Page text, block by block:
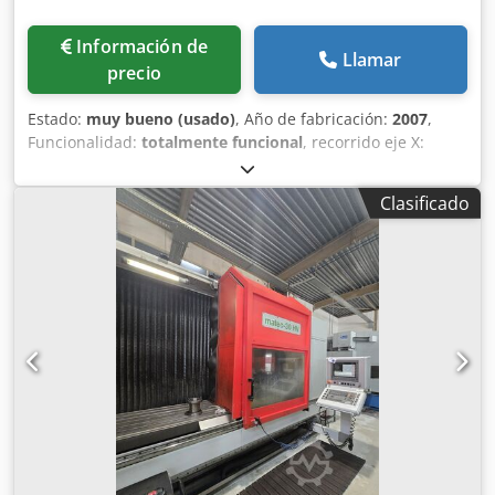
Información de
precio
Llamar
Estado: muy bueno (usado), Año de fabricación: 2007,
Funcionalidad: totalmente funcional, recorrido eje X:
, recorrido del eje Y:
540 mm, avance rápido eje X:40 m/min, avance rápido eje
40 m/min, avance rápido eje Z:32 m/min, avance eje X:
, avance Eje Y:32 m/min, Avance eje Z:
, fabricante de controles:Okuma, modelo de
OSP P200M-H, diámetro de la mesa giratoria:
, Equipamiento:ajuste continuo de la velocidad
de rotación, cinta transportadora de virutas,
documentación / manual , Centro de mecanizado vertical
CNC Okuma MU500VA (2007) Equipado con control CNC
OKUMA OSP P200M-H Plato giratorio de 20" 4.º y 5.º eje
integrados en trunnion Cambio automático de
herramientas de 32 posiciones Refrigerante a través del
husillo Medición de longitud de herramienta Recorridos:
Eje X (carro izquierda/derecha): 1250mm Eje Y (palé
Clasificado